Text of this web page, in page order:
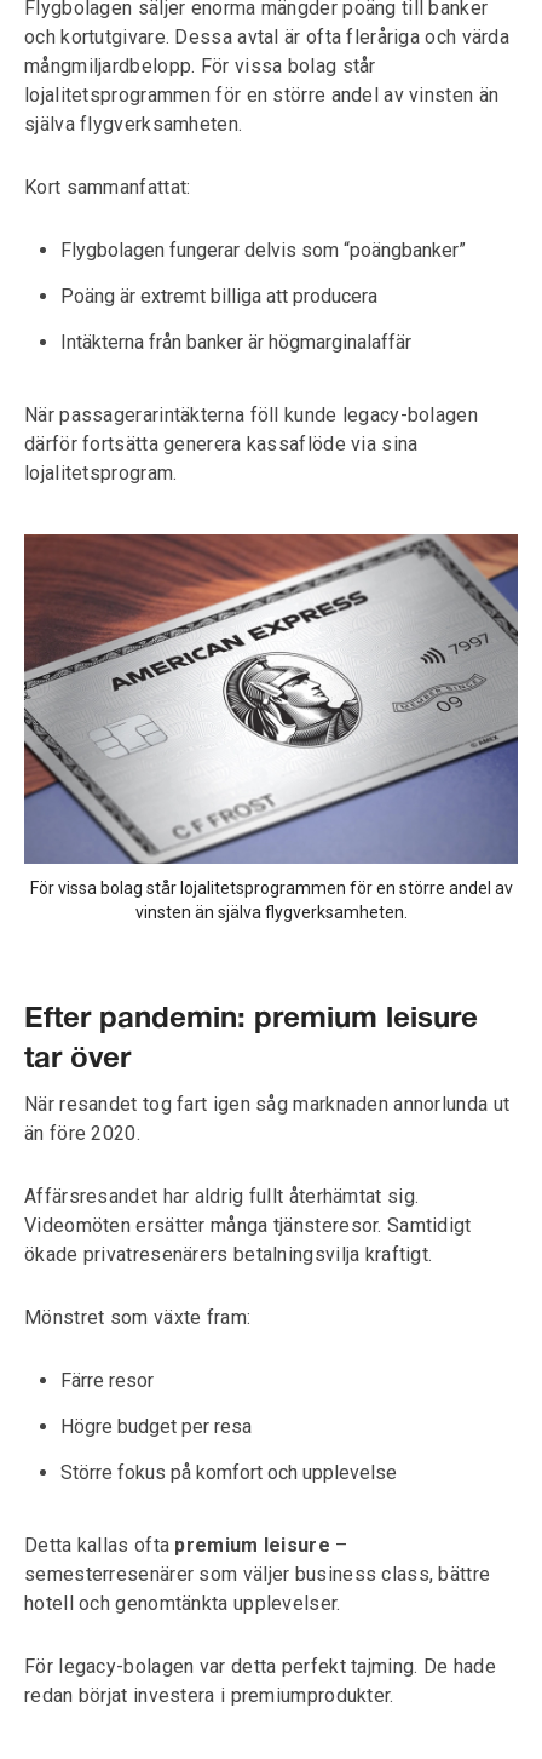
Flygbolagen säljer enorma mängder poäng till banker
och kortutgivare. Dessa avtal är ofta fleråriga och värda
mångmiljardbelopp. För vissa bolag står
lojalitetsprogrammen för en större andel av vinsten än
själva flygverksamheten.
Kort sammanfattat:
Flygbolagen fungerar delvis som “poängbanker”
Poäng är extremt billiga att producera
Intäkterna från banker är högmarginalaffär
När passagerarintäkterna föll kunde legacy-bolagen
därför fortsätta generera kassaflöde via sina
lojalitetsprogram.
För vissa bolag står lojalitetsprogrammen för en större andel av
vinsten än själva flygverksamheten.
Efter pandemin: premium leisure
tar över
När resandet tog fart igen såg marknaden annorlunda ut
än före 2020.
Affärsresandet har aldrig fullt återhämtat sig.
Videomöten ersätter många tjänsteresor. Samtidigt
ökade privatresenärers betalningsvilja kraftigt.
Mönstret som växte fram:
Färre resor
Högre budget per resa
Större fokus på komfort och upplevelse
Detta kallas ofta premium leisure –
semesterresenärer som väljer business class, bättre
hotell och genomtänkta upplevelser.
För legacy-bolagen var detta perfekt tajming. De hade
redan börjat investera i premiumprodukter.